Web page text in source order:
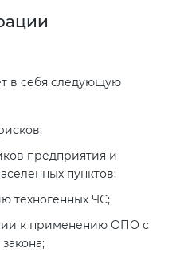
в себя следующую
предприятия и
пунктов;
техногенных ЧС;
к применению ОПО с